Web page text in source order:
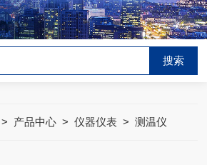
> 产品中心 >仪器仪表 >测温仪